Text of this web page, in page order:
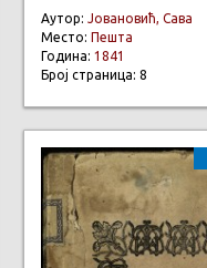
Аутор: Јовановић, Сава
Место: Пешта
Година: 1841
Број страница: 8